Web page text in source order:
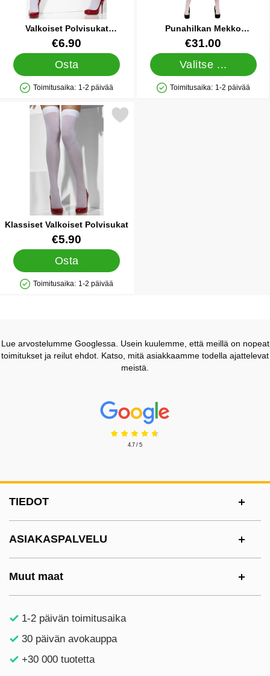
Valkoiset Polvisukat
Punaisella Rusetilla
Tuote.nro 9704€6.90
Osta
Saatavuus: Varastossa
Toimitusaika: 1-2 päivää
Punahilkan Mekko
Naamiaisasu Medium
Tuote.nro 17161€31.00
Valitse ...
Saatavuus: Varastossa
Toimitusaika: 1-2 päivää
Klassiset Valkoiset Polvisukat
Tuote.nro 13294
€5.90
Osta
Saatavuus: Varastossa
Toimitusaika: 1-2 päivää
Merkitse klassiset Valkoiset Polvisukat suosikiksi
Lue arvostelumme Googlessa. Usein kuulemme, että meillä on nopeat
toimitukset ja reilut ehdot. Katso, mitä asiakkaamme todella ajattelevat
meistä.
Prisjakt Arvostelu: 4.7 Tähdet
4.7 / 5
TIEDOT
ASIAKASPALVELU
Muut maat
1-2 päivän toimitusaika
30 päivän avokauppa
+30 000 tuotetta